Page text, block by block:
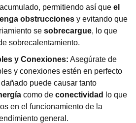
permitiendo así que el
obstrucciones y evitando que
se sobrecargue, lo que
sobrecalentamiento.
y Conexiones: Asegúrate de
y conexiones estén en perfecto
puede causar tanto
como de conectividad
lo que
en el funcionamiento de la
general.